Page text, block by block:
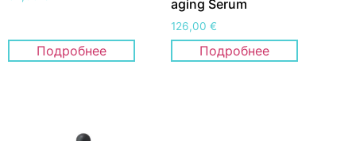
Подробнее
aging Serum
126,00€
Подробнее